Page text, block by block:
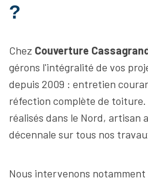
?
Chez Couverture
gérons l'intégralité de vos
depuis 2009 : entretien
réfection complète de toiture.
réalisés dans le Nord, artisan
décennale sur tous nos
Nous intervenons notamment